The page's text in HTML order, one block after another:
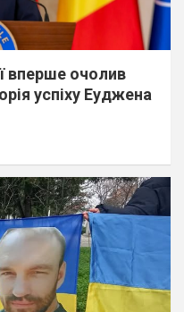
вперше очолив
успіху Еуджена